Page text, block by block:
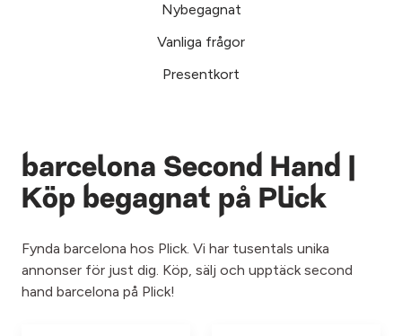
Nybegagnat
Vanliga frågor
Presentkort
barcelona Second Hand |
Köp begagnat på Plick
Fynda barcelona hos Plick. Vi har tusentals unika
annonser för just dig. Köp, sälj och upptäck second
hand barcelona på Plick!